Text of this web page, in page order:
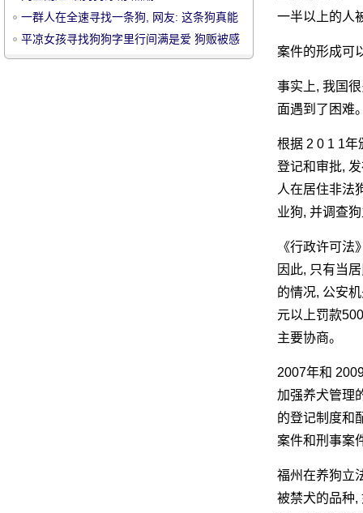
一半以上的人
案件的形成可
事实上, 我国
面遇到了困难
根据 2 0 1 1年
登记和审批,
人在居住非法
业狗, 并调查
《行政许可
因此, 只有当
的情况, 公安
元以上罚款
主要协商。
2007年和
加强养犬管理
的登记制度和
案件和刑事案
福州在养狗立
被禁犬的品种,
一群人在全速寻找一条狗, 网友: 这条狗真能
跑啊!
平凉女孩寻找狗狗字里行间满是爱 狗贩被感
动送还“金毛”回到家